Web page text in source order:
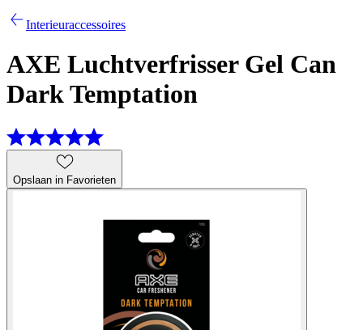
Interieuraccessoires
AXE Luchtverfrisser Gel Can
Dark Temptation
Opslaan in Favorieten